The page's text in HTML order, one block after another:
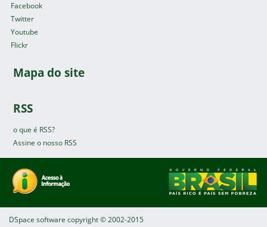
Facebook
Twitter
Youtube
Flickr
Mapa do site
RSS
o que é RSS?
Assine o nosso RSS
DSpace software copyright © 2002-2015